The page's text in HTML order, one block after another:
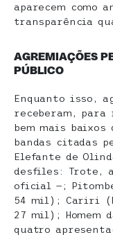
aparecem como
transparência
AGREMIAÇÕES
PÚBLICO
Enquanto isso,
receberam,
bem mais baixos
bandas citadas
Elefante de
desfiles: Trote,
oficial —;
54 mil); Cariri
27 mil); Homem
quatro